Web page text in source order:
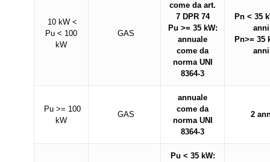
10 kW <
Pu < 100
kW
GAS
come da art.
7 DPR 74
Pu >= 35 kW:
annuale
come da
norma UNI
8364-3
Pn < 35
anni
Pn>= 35
anni
Pu >= 100
kW
GAS
annuale
come da
norma UNI
8364-3
2
Pu < 35 kW: